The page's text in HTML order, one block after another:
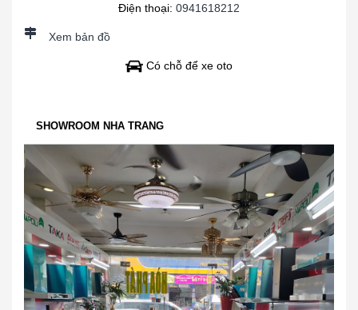
Điện thoại: 0941618212
Xem bản đồ
Có chỗ để xe oto
SHOWROOM NHA TRANG